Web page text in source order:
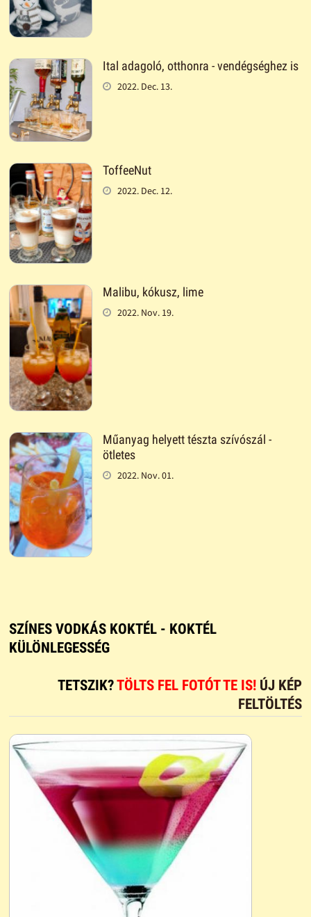
Ital adagoló, otthonra - vendégséghez is
2022. Dec. 13.
ToffeeNut
2022. Dec. 12.
Malibu, kókusz, lime
2022. Nov. 19.
Műanyag helyett tészta szívószál -
ötletes
2022. Nov. 01.
SZÍNES VODKÁS KOKTÉL - KOKTÉL
KÜLÖNLEGESSÉG
TETSZIK?TÖLTS FEL FOTÓT TE IS! ÚJ KÉP
FELTÖLTÉS